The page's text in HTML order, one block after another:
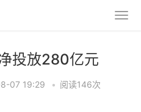
投放280亿元
07 19:29 • 阅读146次